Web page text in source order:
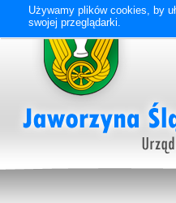
Używamy plików cookies, by
swojej przeglądarki.